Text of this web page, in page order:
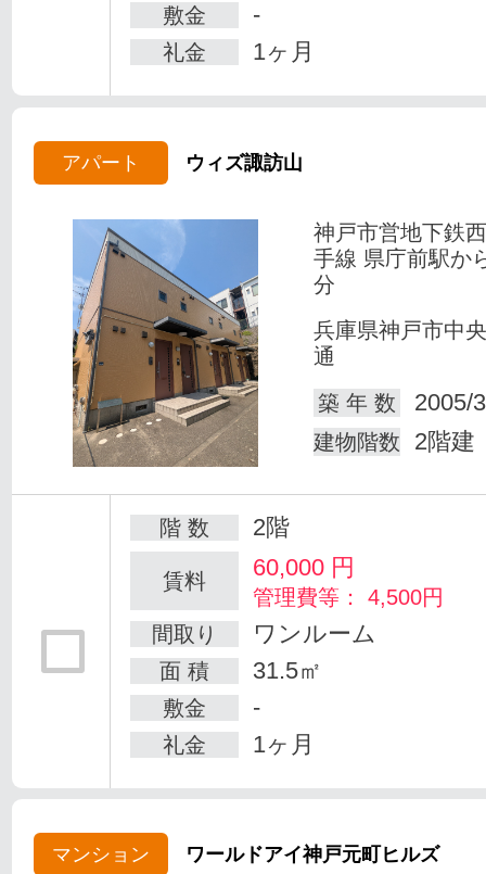
敷金 -
礼金 1ヶ月
アパート ウィズ諏訪山
神戸市営地下鉄
手線 県庁前駅か
分
兵庫県神戸市中
通
築 年 数
2005/
建物階数 2階建
階 数 2階
賃料 60,000 円
管理費等： 4,500円
間取り
ワンルーム
面 積 31.5㎡
敷金 -
礼金 1ヶ月
マンション ワールドアイ神戸元町ヒルズ